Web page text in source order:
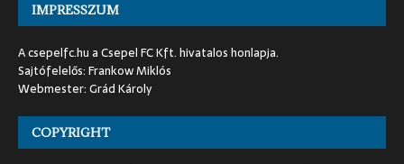
IMPRESSZUM
A csepelfc.hu a Csepel FC Kft. hivatalos honlapja.
Sajtófelelős: Frankow Miklós
Webmester: Grád Károly
COPYRIGHT